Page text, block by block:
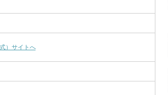
）サイトへ